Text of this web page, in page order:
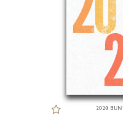
2020